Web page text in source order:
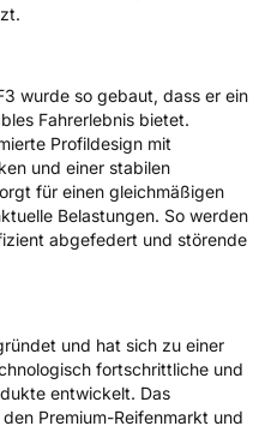
/ Alpine-Symbol
(GPSR)
SPA, Viale Piero e Alberto
Milano Italien,
wurde so gebaut, dass er ein
Fahrerlebnis bietet.
Profildesign mit
und einer stabilen
für einen gleichmäßigen
Belastungen. So werden
abgefedert und störende
und hat sich zu einer
fortschrittliche und
entwickelt. Das
Premium-Reifenmarkt und